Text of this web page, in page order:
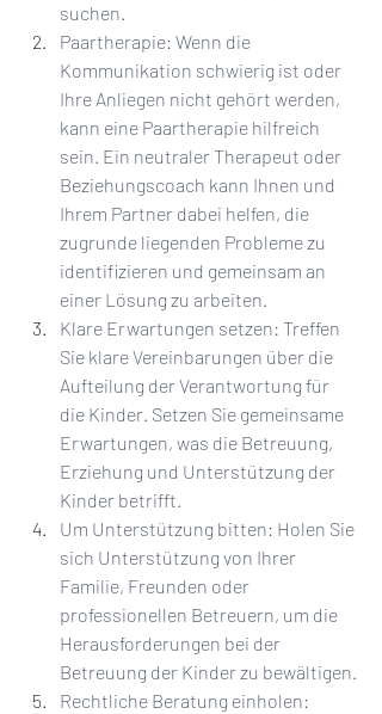
suchen.
Paartherapie: Wenn die
Kommunikation schwierig ist oder
Ihre Anliegen nicht gehört werden,
kann eine Paartherapie hilfreich
sein. Ein neutraler Therapeut oder
Beziehungscoach kann Ihnen und
Ihrem Partner dabei helfen, die
zugrunde liegenden Probleme zu
identifizieren und gemeinsam an
einer Lösung zu arbeiten.
Klare Erwartungen setzen: Treffen
Sie klare Vereinbarungen über die
Aufteilung der Verantwortung für
die Kinder. Setzen Sie gemeinsame
Erwartungen, was die Betreuung,
Erziehung und Unterstützung der
Kinder betrifft.
Um Unterstützung bitten: Holen Sie
sich Unterstützung von Ihrer
Familie, Freunden oder
professionellen Betreuern, um die
Herausforderungen bei der
Betreuung der Kinder zu bewältigen.
Rechtliche Beratung einholen: